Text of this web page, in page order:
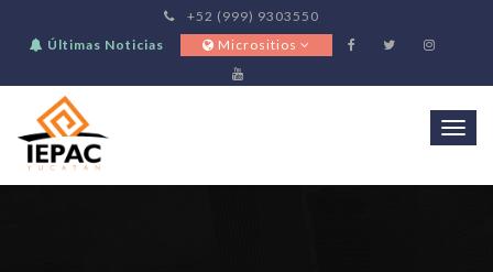
+52 (999) 9303550
Últimas Noticias
Micrositios